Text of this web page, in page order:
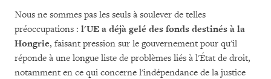
Nous ne sommes pas les seuls à soulever de telles
préoccupations : l'UE a déjà gelé des fonds destinés à la
Hongrie, faisant pression sur le gouvernement pour qu'il
réponde à une longue liste de problèmes liés à l'État de droit,
notamment en ce qui concerne l'indépendance de la justice